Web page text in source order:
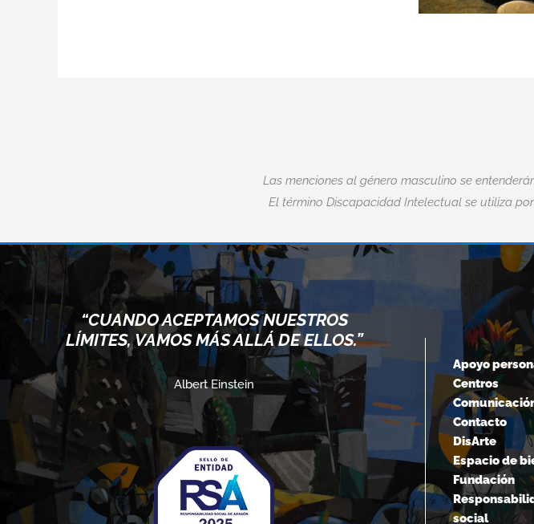
Las menciones al género masculino se
El término Discapacidad Intelectual se utiliza
“CUANDO ACEPTAMOS NUESTROS
LÍMITES, VAMOS MÁS ALLÁ DE ELLOS.”
Albert Einstein
“EL MIEDO
Apoyo
Centros
Contacto
DisArte
Espacio de
Fundación
social